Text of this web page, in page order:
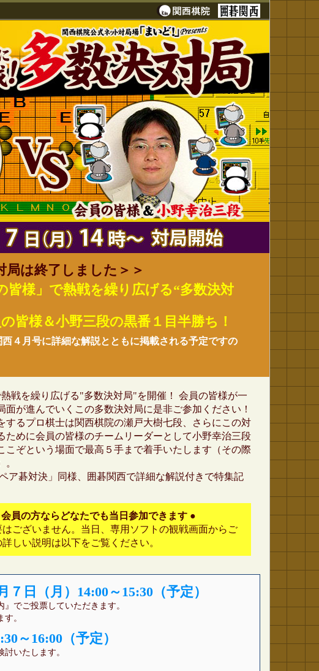
局は終了しました＞＞
皆様」で熱戦を繰り広げる“多数決対
皆様＆小野三段の黒番１目半勝ち！
４月号に詳細な解説とともに掲載される予定ですの
戦を繰り広げる"多数決対局"を開催！ 会員の皆様が一
が進んでいくこの多数決対局に是非ご参加ください！
するプロ棋士は関西棋院の瀬戸大樹七段、さらにこの対
ために会員の皆様のチームリーダーとして小野幸治三段
こぞという場面で最高５手まで着手いたします（その際
ア碁対決」同様、囲碁関西で詳細な解説付きで特集記
員の方ならどなたでも当日参加できます ●
ございません。当日、専用ソフトの観戦画面からご
しい説明は以下をご覧ください。
日（月）14:00～15:30（予定）
でご投票していただきます。
。
16:00（予定）
いたします。